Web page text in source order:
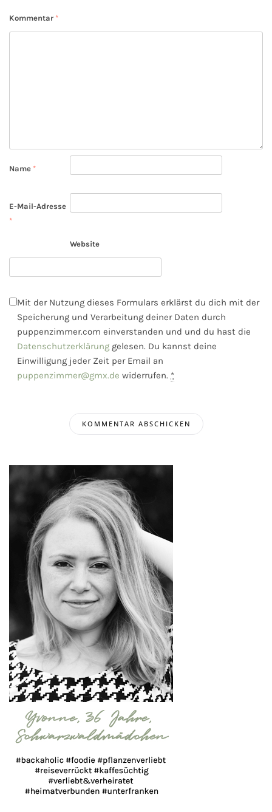
Kommentar *
Name *
E-Mail-Adresse
*
Website
Mit der Nutzung dieses Formulars erklärst du dich mit der
Speicherung und Verarbeitung deiner Daten durch
puppenzimmer.com einverstanden und und du hast die
Datenschutzerklärung gelesen. Du kannst deine
Einwilligung jeder Zeit per Email an
puppenzimmer@gmx.de widerrufen. *